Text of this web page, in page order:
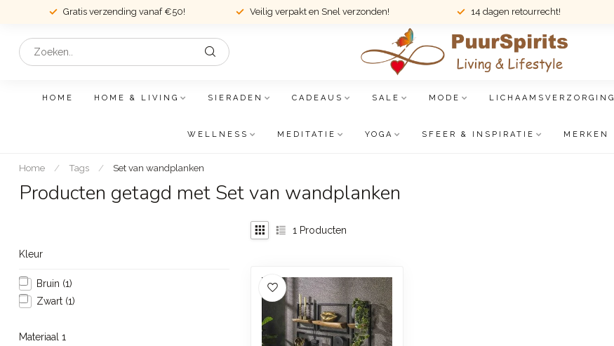
Gratis verzending vanaf €50! Veilig verpakt en Snel verzonden! 14 dagen retourrecht!
HOME HOME & LIVING SIERADEN CADEAUS SALE MODE LICHAAMSVERZORGING
WELLNESS MEDITATIE YOGA SFEER & INSPIRATIE MERKEN
Home / Tags / Set van wandplanken
Producten getagd met Set van wandplanken
Kleur
Bruin (1)
Zwart (1)
Materiaal 1
1 Producten